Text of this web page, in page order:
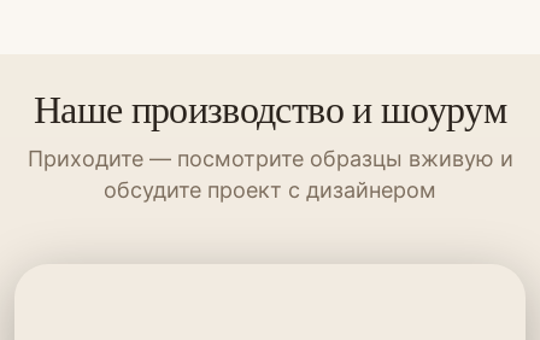
Наше производство и шоурум
Приходите — посмотрите образцы вживую и
обсудите проект с дизайнером